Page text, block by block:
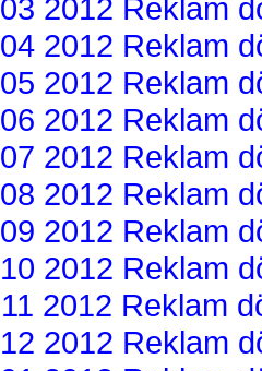
03 2012 Reklam
04 2012 Reklam
05 2012 Reklam
06 2012 Reklam
07 2012 Reklam
08 2012 Reklam
09 2012 Reklam
10 2012 Reklam
11 2012 Reklam
12 2012 Reklam